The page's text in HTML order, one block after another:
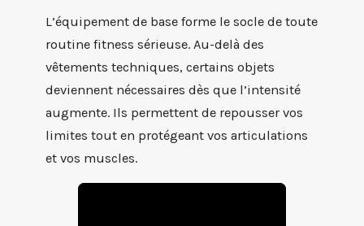
L’équipement de base forme le socle de toute
routine fitness sérieuse. Au-delà des
vêtements techniques, certains objets
deviennent nécessaires dès que l’intensité
augmente. Ils permettent de repousser vos
limites tout en protégeant vos articulations
et vos muscles.